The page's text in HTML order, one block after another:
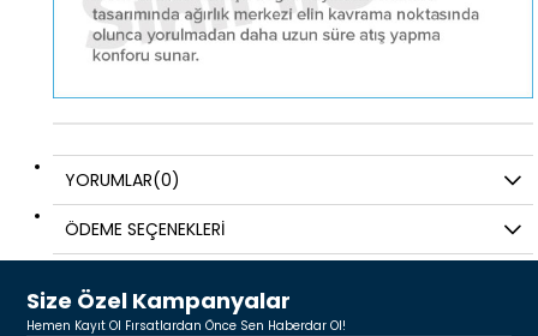
YORUMLAR(0)
ÖDEME SEÇENEKLERI
Size Özel Kampanyalar
Hemen Kayıt Ol Fırsatlardan Önce Sen Haberdar Ol!